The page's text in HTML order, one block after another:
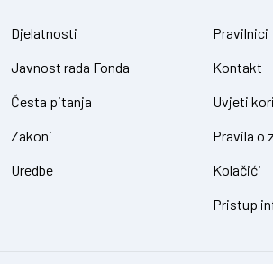
Djelatnosti
Javnost rada Fonda
Česta pitanja
Zakoni
Uredbe
Pravilnici
Kontakt
Uvjeti
Pravila o
Kolačići
Pristup